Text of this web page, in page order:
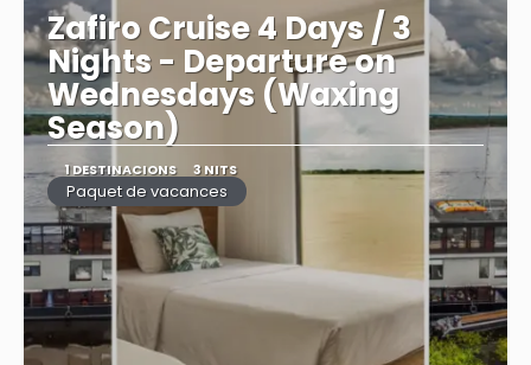
Zafiro Cruise 4 Days / 3
Nights - Departure on
Wednesdays (Waxing
Season)
1 DESTINACIONS 3 NITS
Paquet de vacances